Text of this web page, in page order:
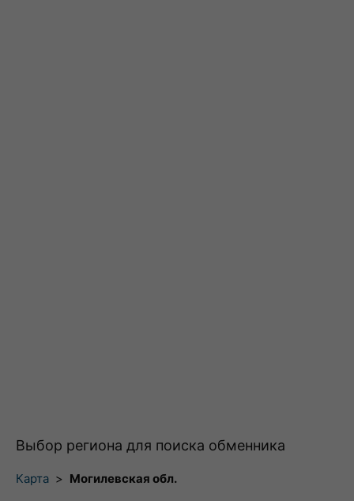
Выбор региона для поиска обменника
Карта > Могилевская обл.